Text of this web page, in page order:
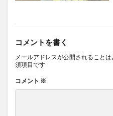
コメントを書く
メールアドレスが公開されることは
須項目です
コメント ※